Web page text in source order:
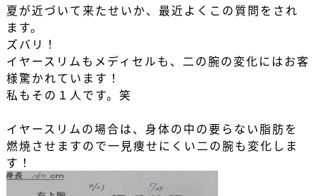
夏が近づいて来たせいか、最近よくこの質問をされ
ます。
ズバリ！
イヤースリムもメディセルも、二の腕の変化にはお客
様驚かれています！
私もその１人です。笑
イヤースリムの場合は、身体の中の要らない脂肪を
燃焼させますので一見痩せにくい二の腕も変化しま
す！